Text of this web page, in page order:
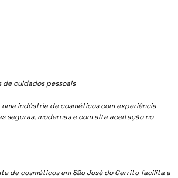
cuidados pessoais
uma indústria de cosméticos com experiência
seguras, modernas e com alta aceitação no
de cosméticos em São José do Cerrito facilita a